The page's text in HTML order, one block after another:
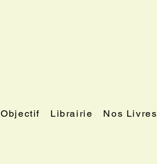
Objectif Librairie Nos Livres